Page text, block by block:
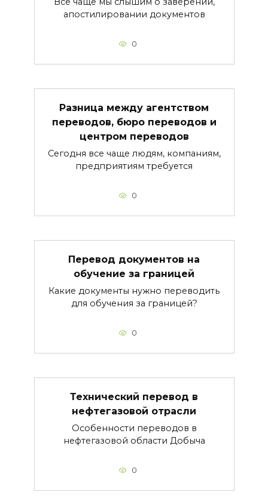
апостилировании документов
0
Разница между агентством
переводов, бюро переводов и
центром переводов
Сегодня все чаще людям, компаниям,
предприятиям требуется
0
Перевод документов на
обучение за границей
Какие документы нужно переводить
для обучения за границей?
0
Технический перевод в
нефтегазовой отрасли
Особенности переводов в
нефтегазовой области Добыча
0